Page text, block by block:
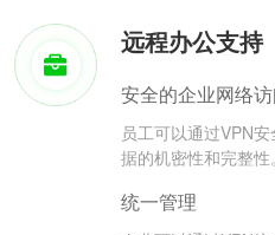
远程办公支持
安全的企业网络
员工可以通过VPN
据的机密性和完整性。
统一管理